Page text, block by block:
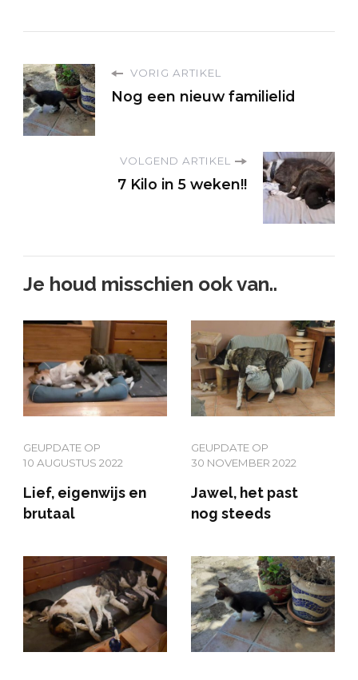
VORIG ARTIKEL
Nog een nieuw familielid
VOLGEND ARTIKEL
7 Kilo in 5 weken!!
Je houd misschien ook van..
GEUPDATE OP
10 AUGUSTUS 2022
Lief, eigenwijs en
brutaal
GEUPDATE OP
30 NOVEMBER 2022
Jawel, het past
nog steeds